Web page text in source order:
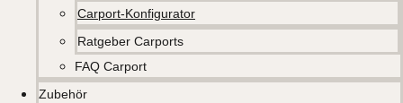
Carport-Konfigurator
Ratgeber Carports
FAQ Carport
Zubehör